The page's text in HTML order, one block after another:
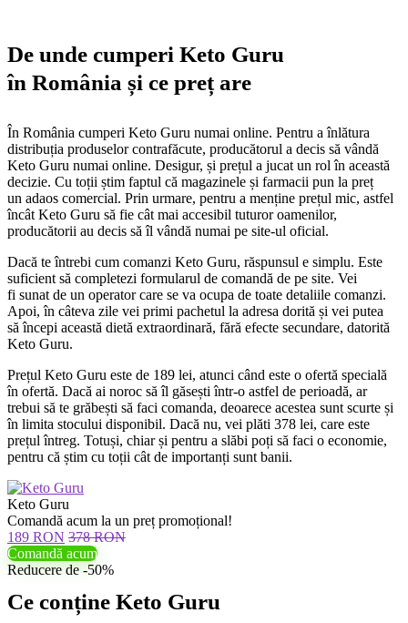
De unde cumperi Keto Guru
în România și ce preț are
În România cumperi Keto Guru numai online. Pentru a înlătura
distribuția produselor contrafăcute, producătorul a decis să vândă
Keto Guru numai online. Desigur, și prețul a jucat un rol în această
decizie. Cu toții știm faptul că magazinele și farmacii pun la preț
un adaos comercial. Prin urmare, pentru a menține prețul mic, astfel
încât Keto Guru să fie cât mai accesibil tuturor oamenilor,
producătorii au decis să îl vândă numai pe site-ul oficial.
Dacă te întrebi cum comanzi Keto Guru, răspunsul e simplu. Este
suficient să completezi formularul de comandă de pe site. Vei
fi sunat de un operator care se va ocupa de toate detaliile comanzi.
Apoi, în câteva zile vei primi pachetul la adresa dorită și vei putea
să începi această dietă extraordinară, fără efecte secundare, datorită
Keto Guru.
Prețul Keto Guru este de 189 lei, atunci când este o ofertă specială
în ofertă. Dacă ai noroc să îl găsești într-o astfel de perioadă, ar
trebui să te grăbești să faci comanda, deoarece acestea sunt scurte și
în limita stocului disponibil. Dacă nu, vei plăti 378 lei, care este
prețul întreg. Totuși, chiar și pentru a slăbi poți să faci o economie,
pentru că știm cu toții cât de importanți sunt banii.
Keto Guru
Comandă acum la un preț promoțional!
189 RON 378 RON
Comandă acum
Reducere de -50%
Ce conține Keto Guru